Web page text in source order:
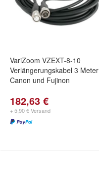
VariZoom VZEXT-8-10
Verlängerungskabel 3 Meter
Canon und Fujinon
182,63 €
+ 5,90 € Versand